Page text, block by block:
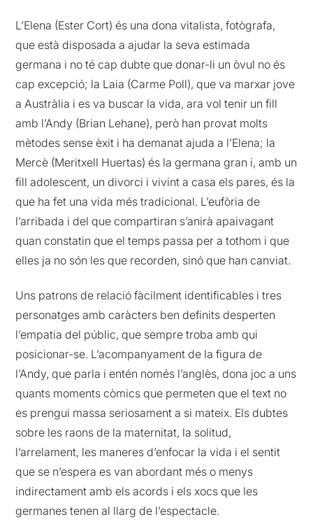
L’Elena (Ester Cort) és una dona vitalista, fotògrafa,
que està disposada a ajudar la seva estimada
germana i no té cap dubte que donar-li un òvul no és
cap excepció; la Laia (Carme Poll), que va marxar jove
a Austràlia i es va buscar la vida, ara vol tenir un fill
amb l’Andy (Brian Lehane), però han provat molts
mètodes sense èxit i ha demanat ajuda a l’Elena; la
Mercè (Meritxell Huertas) és la germana gran i, amb un
fill adolescent, un divorci i vivint a casa els pares, és la
que ha fet una vida més tradicional. L’eufòria de
l’arribada i del que compartiran s’anirà apaivagant
quan constatin que el temps passa per a tothom i que
elles ja no són les que recorden, sinó que han canviat.
Uns patrons de relació fàcilment identificables i tres
personatges amb caràcters ben definits desperten
l’empatia del públic, que sempre troba amb qui
posicionar-se. L’acompanyament de la figura de
l’Andy, que parla i entén només l’anglès, dona joc a uns
quants moments còmics que permeten que el text no
es prengui massa seriosament a si mateix. Els dubtes
sobre les raons de la maternitat, la solitud,
l’arrelament, les maneres d’enfocar la vida i el sentit
que se n’espera es van abordant més o menys
indirectament amb els acords i els xocs que les
germanes tenen al llarg de l’espectacle.